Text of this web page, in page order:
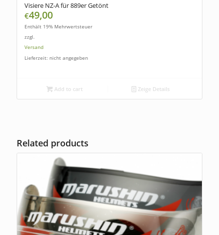
Visiere NZ-A für 889er Getönt
€49,00
Enthält 19% Mehrwertsteuer
zzgl.
Versand
Lieferzeit: nicht angegeben
Add to cart Zeige Details
Related products